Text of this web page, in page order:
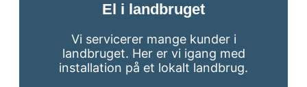
El i landbruget
Vi servicerer mange kunder i
landbruget. Her er vi igang med
installation på et lokalt landbrug.